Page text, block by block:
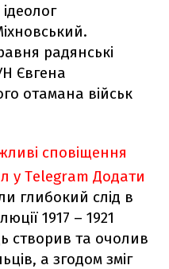
радянські
Євгена
отамана військ
сповіщення
у Telegram Додати
глибокий слід в
1917 – 1921
створив та очолив
а згодом зміг